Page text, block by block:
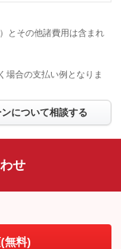
とその他諸費用は含まれ
場合の支払い例となりま
ンについて相談する
せ
無料)